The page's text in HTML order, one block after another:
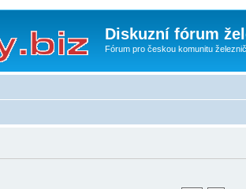
Diskuzní fórum
Fórum pro českou komunitu